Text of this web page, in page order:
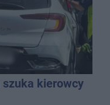
kierowcy